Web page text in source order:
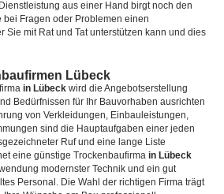
aus einer Hand birgt noch den
bei Fragen oder Problemen einen
Sie mit Rat und Tat unterstützen kann und dies
Lübeck
in Lübeck wird die Angebotserstellung
Bedürfnissen für Ihr Bauvorhaben ausrichten
von Verkleidungen, Einbauleistungen,
sind die Hauptaufgaben einer jeden
Ruf und eine lange Liste
eine günstige Trockenbaufirma in Lübeck
modernster Technik und ein gut
Personal. Die Wahl der richtigen Firma trägt